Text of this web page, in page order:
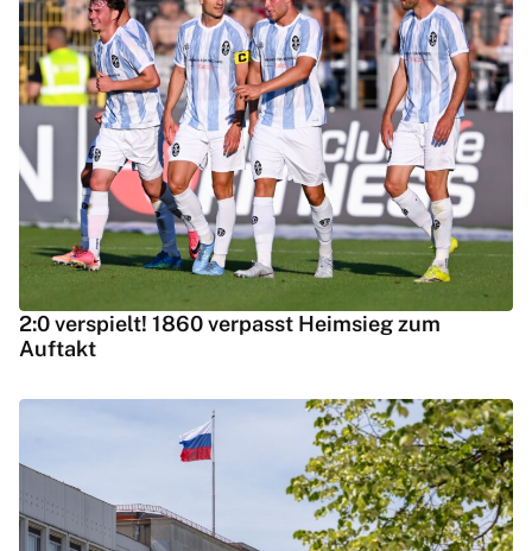
2:0 verspielt! 1860 verpasst Heimsieg zum
Auftakt